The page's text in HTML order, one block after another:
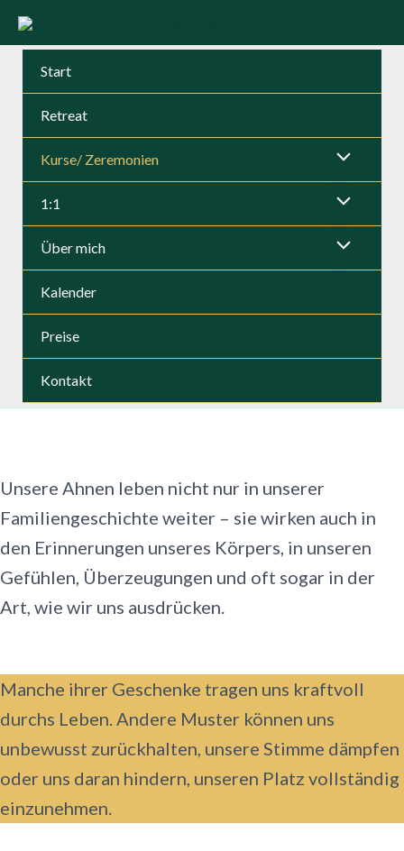
Inhalt
Main
Start
Retreat
Kurse/ Zeremonien Menü
umschalten
1:1 Menü
umschalten
Über mich Menü
Kalender
Preise
Kontakt
Unsere Ahnen leben nicht nur in unserer
Familiengeschichte weiter – sie wirken auch in
den Erinnerungen unseres Körpers, in unseren
Gefühlen, Überzeugungen und oft sogar in der
Art, wie wir uns ausdrücken.
Manche ihrer Geschenke tragen uns kraftvoll
durchs Leben. Andere Muster können uns
unbewusst zurückhalten, unsere Stimme dämpfen
oder uns daran hindern, unseren Platz vollständig
einzunehmen.